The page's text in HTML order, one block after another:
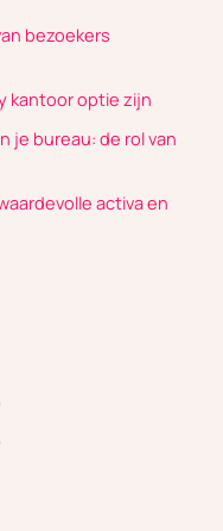
bezoekers
kantoor optie zijn
je bureau: de rol van
activa en